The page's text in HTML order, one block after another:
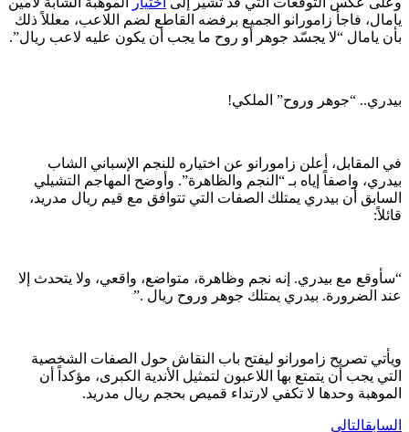
يامال، فاجأ زامورانو الجميع برفضه القاطع لضم اللاعب، معللاً ذلك
بأن يامال “لا يجسّد جوهر أو روح ما يجب أن يكون عليه لاعب ريال”.
بيدري.. “جوهر وروح” الملكي!
في المقابل، أعلن زامورانو عن اختياره للنجم الإسباني الشاب
بيدري، واصفاً إياه بـ “النجم والظاهرة”. وأوضح المهاجم التشيلي
السابق أن بيدري يمتلك الصفات التي تتوافق مع قيم ريال مدريد،
قائلاً:
“سأوقع مع بيدري. إنه نجم وظاهرة، متواضع، واقعي، ولا يتحدث إلا
عند الضرورة. بيدري يمتلك جوهر وروح ريال .”
ويأتي تصريح زامورانو ليفتح باب النقاش حول الصفات الشخصية
التي يجب أن يتمتع بها اللاعبون لتمثيل الأندية الكبرى، مؤكداً أن
الموهبة وحدها لا تكفي لارتداء قميص بحجم ريال مدريد.
السابقالتالي